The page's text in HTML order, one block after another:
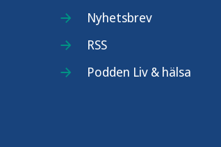
Nyhetsbrev
RSS
Podden Liv & hälsa